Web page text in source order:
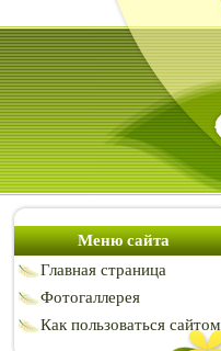
Меню сайта
Главная страница
Фотогаллерея
Как пользоваться сайтом